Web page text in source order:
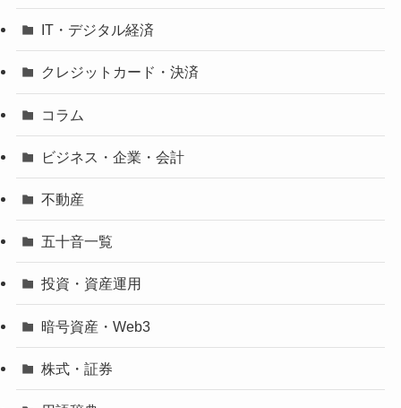
IT・デジタル経済
クレジットカード・決済
コラム
ビジネス・企業・会計
不動産
五十音一覧
投資・資産運用
暗号資産・Web3
株式・証券